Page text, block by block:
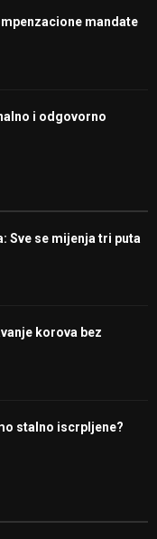
mandate
i odgovorno
Sve se mijenja tri puta
korova bez
stalno iscrpljene?